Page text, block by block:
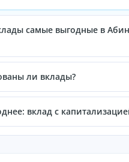
самые выгодные в
ли вклады?
вклад с